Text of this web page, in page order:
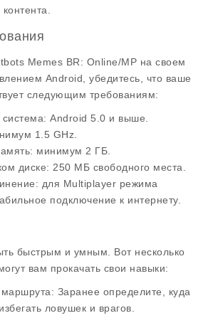
Memes BR: Online/MP на своем
Android, убедитесь, что ваше
следующим требованиям:
: Android 5.0 и выше.
1.5 GHz.
: минимум 2 ГБ.
диске: 250 МБ свободного места.
: для Multiplayer режима
подключение к интернету.
быстрым и умным. Вот несколько
вам прокачать свои навыки:
: Заранее определите, куда
ловушек и врагов.